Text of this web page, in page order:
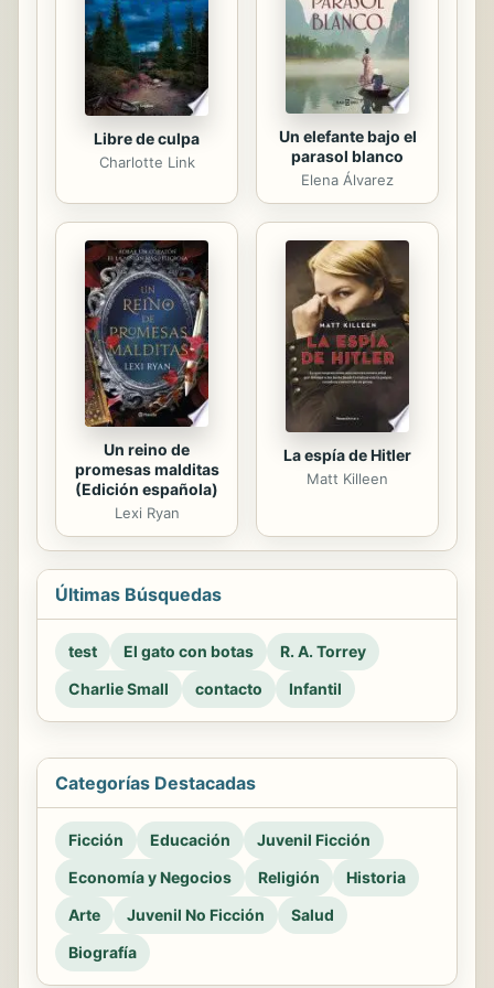
descarrilada que fue en la
universidad. También se encontró
con la mamá de Sarah, quien le...
Libre de culpa
Charlotte Link
Un elefante bajo el
parasol blanco
Elena Álvarez
Un reino de
promesas malditas
(Edición española)
Lexi Ryan
La espía de Hitler
Matt Killeen
Últimas Búsquedas
test El gato con botas
R. A. Torrey
Charlie Small
contacto Infantil
Categorías Destacadas
Ficción Educación
Juvenil Ficción
Economía y Negocios
Religión
Historia
Arte
Juvenil No Ficción
Salud
Biografía